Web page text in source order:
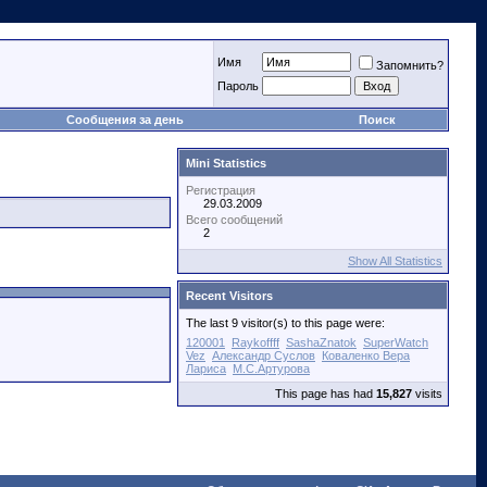
Имя
Запомнить?
Пароль
Сообщения за день Поиск
Mini Statistics
Регистрация
29.03.2009
Всего сообщений
2
Show All Statistics
Recent Visitors
The last 9 visitor(s) to this page were:
120001
Raykoffff SashaZnatok SuperWatch
Vez Александр Суслов Коваленко Вера
Лариса М.С.Артурова
This page has had 15,827 visits